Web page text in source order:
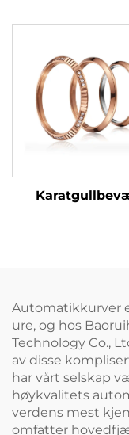
Automatikkurver
ure, og hos
Technology Co.,
av disse
har vårt selskap
høykvalitets
verdens mest
omfatter